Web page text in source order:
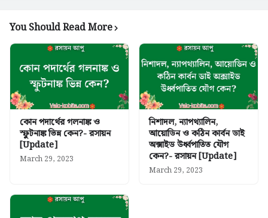
You Should Read More
কোন পদার্থের গলনাঙ্ক ও
স্ফুটনাঙ্ক ভিন্ন কেন?- রসায়ন
[Update]
March 29, 2023
নিশাদল, ন্যাপথ্যালিন,
আয়োডিন ও কঠিন কার্বন ডাই
অক্সাইড উর্ধ্বপাতিত যৌগ
কেন?- রসায়ন [Update]
March 29, 2023